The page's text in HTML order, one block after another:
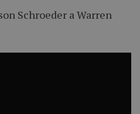
Schroeder a Warren